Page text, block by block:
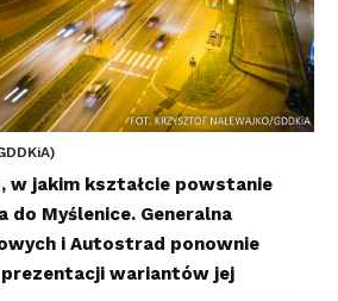
w jakim kształcie powstanie
do Myślenice. Generalna
i Autostrad ponownie
prezentacji wariantów jej